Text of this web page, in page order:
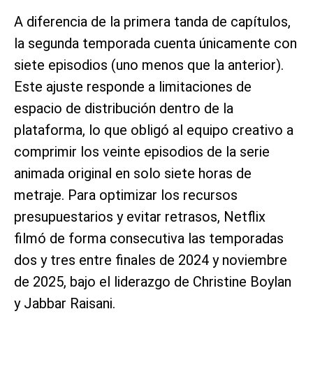
A diferencia de la primera tanda de capítulos,
la segunda temporada cuenta únicamente con
siete episodios (uno menos que la anterior).
Este ajuste responde a limitaciones de
espacio de distribución dentro de la
plataforma, lo que obligó al equipo creativo a
comprimir los veinte episodios de la serie
animada original en solo siete horas de
metraje. Para optimizar los recursos
presupuestarios y evitar retrasos, Netflix
filmó de forma consecutiva las temporadas
dos y tres entre finales de 2024 y noviembre
de 2025, bajo el liderazgo de Christine Boylan
y Jabbar Raisani.